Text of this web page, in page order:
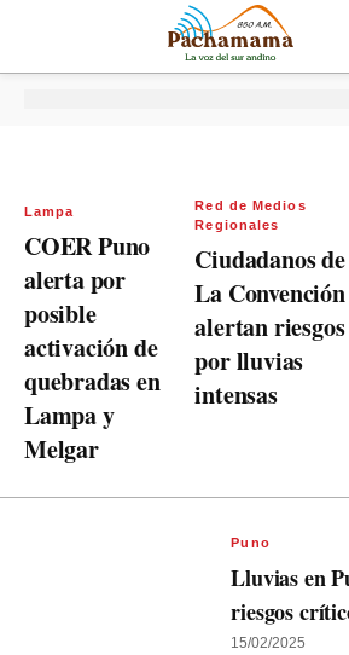
Lampa
COER Puno
alerta por
posible
activación de
quebradas en
Lampa y
Melgar
Red de Medios
Regionales
Ciudadanos de
La Convención
alertan riesgos
por lluvias
intensas
Puno
Lluvias en
riesgos
15/02/2025